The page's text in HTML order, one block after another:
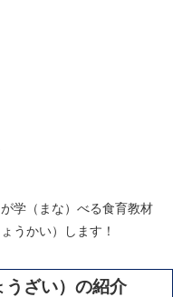
学（まな）べる食育教材
うかい）します！
うざい）の紹介